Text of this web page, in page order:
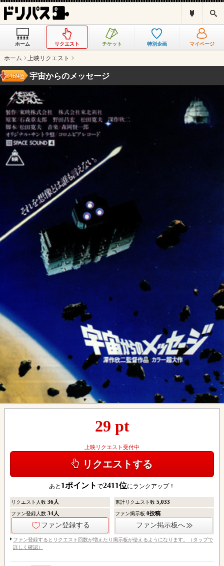
ス
ホーム リクエスト チケット 特別企画 マイページ
ホーム 上映リクエスト
宇宙からのメッセージ
2469位
29 pt
上映リクエスト受付中
リクエストする
あと 1ポイント で2411位にランクアップ！
リクエスト人数 36人 累計リクエスト数5,033
ファン登録人数 34人
ファン登録する
ファン掲示板0投稿
ファン掲示板へ
ファン登録するとリクエスト回数が増えたり掲示板が使えるようになります。（タップで
詳しく確認）